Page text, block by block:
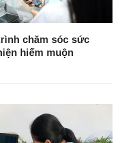
chăm sóc sức
hiếm muộn